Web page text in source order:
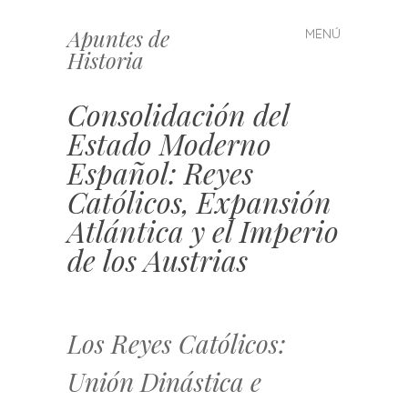
Apuntes de
Historia
MENÚ
Saltar
al
Consolidación del
Estado Moderno
Español: Reyes
Católicos, Expansión
Atlántica y el Imperio
de los Austrias
Los Reyes Católicos:
Unión Dinástica e